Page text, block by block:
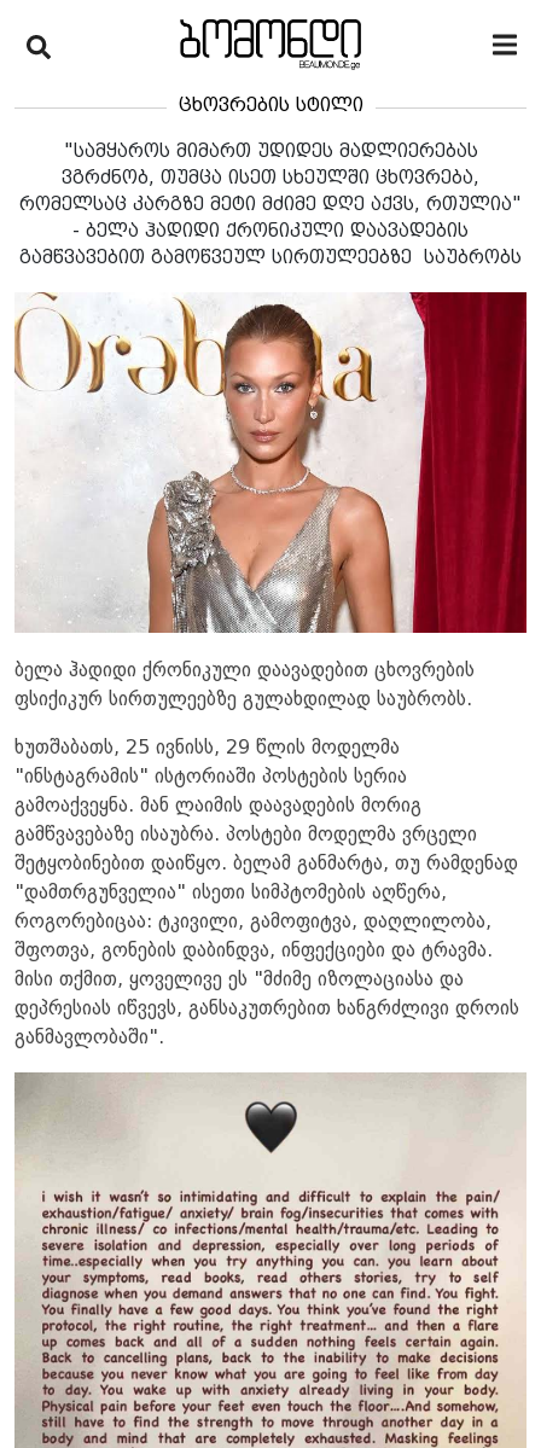
ცხოვრების სტილი
"სამყაროს მიმართ უდიდეს მადლიერებას
ვგრძნობ, თუმცა ისეთ სხეულში ცხოვრება,
რომელსაც კარგზე მეტი მძიმე დღე აქვს, რთულია"
- ბელა ჰადიდი ქრონიკული დაავადების
გამწვავებით გამოწვეულ სირთულეებზე საუბრობს
ბელა ჰადიდი ქრონიკული დაავადებით ცხოვრების
ფსიქიკურ სირთულეებზე გულახდილად საუბრობს.
ხუთშაბათს, 25 ივნისს, 29 წლის მოდელმა
"ინსტაგრამის" ისტორიაში პოსტების სერია
გამოაქვეყნა. მან ლაიმის დაავადების მორიგ
გამწვავებაზე ისაუბრა. პოსტები მოდელმა ვრცელი
შეტყობინებით დაიწყო. ბელამ განმარტა, თუ რამდენად
"დამთრგუნველია" ისეთი სიმპტომების აღწერა,
როგორებიცაა: ტკივილი, გამოფიტვა, დაღლილობა,
შფოთვა, გონების დაბინდვა, ინფექციები და ტრავმა.
მისი თქმით, ყოველივე ეს "მძიმე იზოლაციასა და
დეპრესიას იწვევს, განსაკუთრებით ხანგრძლივი დროის
განმავლობაში".